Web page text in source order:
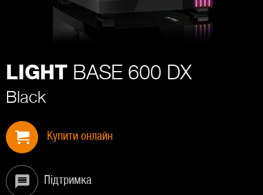
LIGHT BASE 600 DX
Black
Купити онлайн
Підтримка